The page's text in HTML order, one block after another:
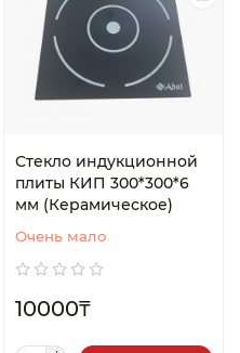
Стекло индукционной
плиты КИП 300*300*6
мм (Керамическое)
Очень мало
10000₸